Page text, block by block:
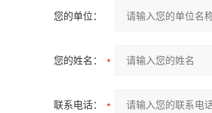
您的单位：
您的姓名：
联系电话：